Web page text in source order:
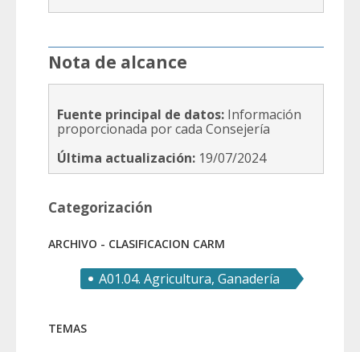
Nota de alcance
Fuente principal de datos: Información
proporcionada por cada Consejería
Última actualización: 19/07/2024
Categorización
ARCHIVO - CLASIFICACION CARM
A01.04. Agricultura, Ganadería
TEMAS